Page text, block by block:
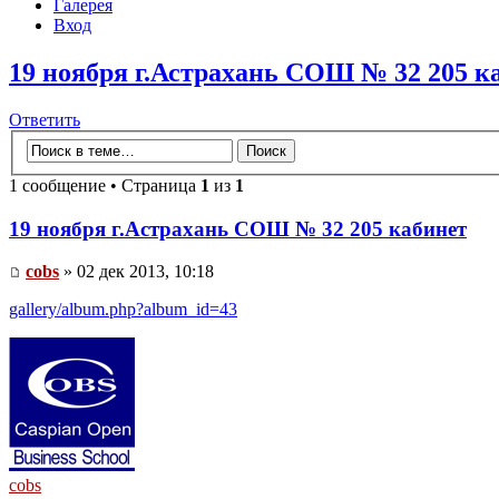
Галерея
Вход
19 ноября г.Астрахань СОШ № 32 205
Ответить
1 сообщение • Страница 1 из 1
19 ноября г.Астрахань СОШ № 32 205 кабинет
cobs » 02 дек 2013, 10:18
gallery/album.php?album_id=43
cobs